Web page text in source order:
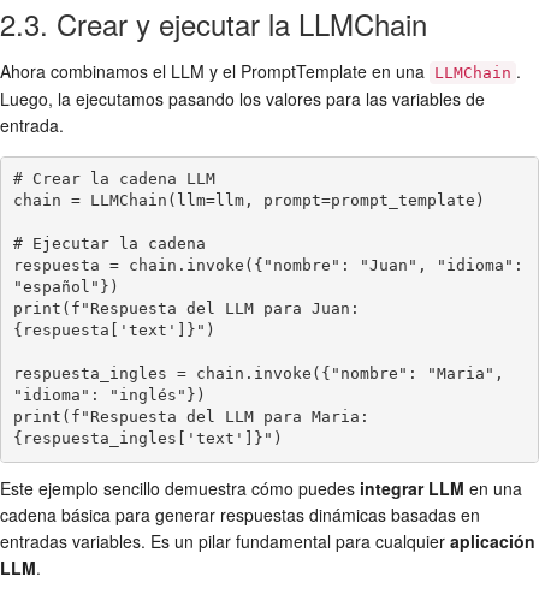
2.3. Crear y ejecutar la LLMChain
Ahora combinamos el LLM y el PromptTemplate en una LLMChain .
Luego, la ejecutamos pasando los valores para las variables de
entrada.
# Crear la cadena LLM
chain = LLMChain(llm=llm, prompt=prompt_template)
# Ejecutar la cadena
respuesta = chain.invoke({"nombre": "Juan", "idioma":
"español"})
print(f"Respuesta del LLM para Juan:
{respuesta['text']}")
respuesta_ingles = chain.invoke({"nombre": "Maria",
"idioma": "inglés"})
print(f"Respuesta del LLM para Maria:
{respuesta_ingles['text']}")
Este ejemplo sencillo demuestra cómo puedes integrar LLM en una
cadena básica para generar respuestas dinámicas basadas en
entradas variables. Es un pilar fundamental para cualquier aplicación
LLM.